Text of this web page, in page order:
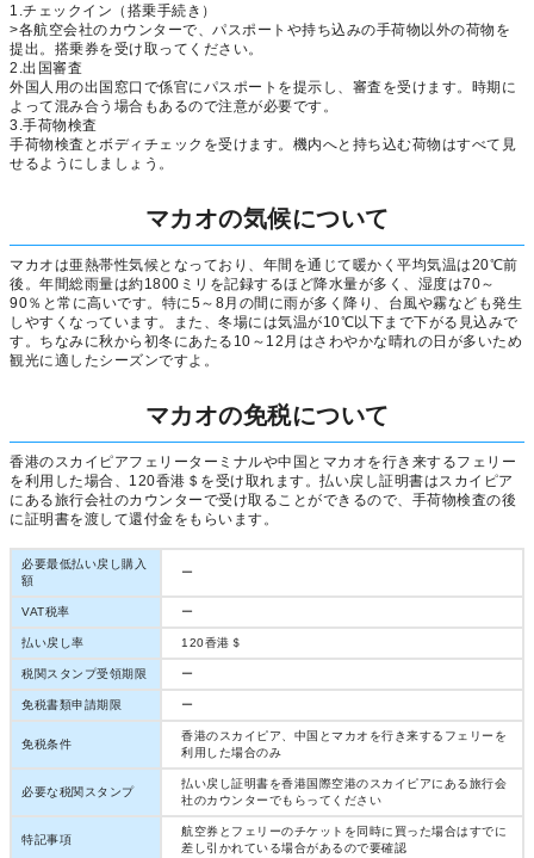
1.チェックイン（搭乗手続き）
>各航空会社のカウンターで、パスポートや持ち込みの手荷物以外の荷物を
提出。搭乗券を受け取ってください。
2.出国審査
外国人用の出国窓口で係官にパスポートを提示し、審査を受けます。時期に
よって混み合う場合もあるので注意が必要です。
3.手荷物検査
手荷物検査とボディチェックを受けます。機内へと持ち込む荷物はすべて見
せるようにしましょう。
マカオの気候について
マカオは亜熱帯性気候となっており、年間を通じて暖かく平均気温は20℃前
後。年間総雨量は約1800ミリを記録するほど降水量が多く、湿度は70～
90％と常に高いです。特に5～8月の間に雨が多く降り、台風や霧なども発生
しやすくなっています。また、冬場には気温が10℃以下まで下がる見込みで
す。ちなみに秋から初冬にあたる10～12月はさわやかな晴れの日が多いため
観光に適したシーズンですよ。
マカオの免税について
香港のスカイピアフェリーターミナルや中国とマカオを行き来するフェリー
を利用した場合、120香港＄を受け取れます。払い戻し証明書はスカイピア
にある旅行会社のカウンターで受け取ることができるので、手荷物検査の後
に証明書を渡して還付金をもらいます。
必要最低払い戻し購入
額
ー
VAT税率 ー
払い戻し率 120香港＄
税関スタンプ受領期限 ー
免税書類申請期限 ー
免税条件
香港のスカイピア、中国とマカオを行き来するフェリーを
利用した場合のみ
必要な税関スタンプ
払い戻し証明書を香港国際空港のスカイピアにある旅行会
社のカウンターでもらってください
特記事項
航空券とフェリーのチケットを同時に買った場合はすでに
差し引かれている場合があるので要確認